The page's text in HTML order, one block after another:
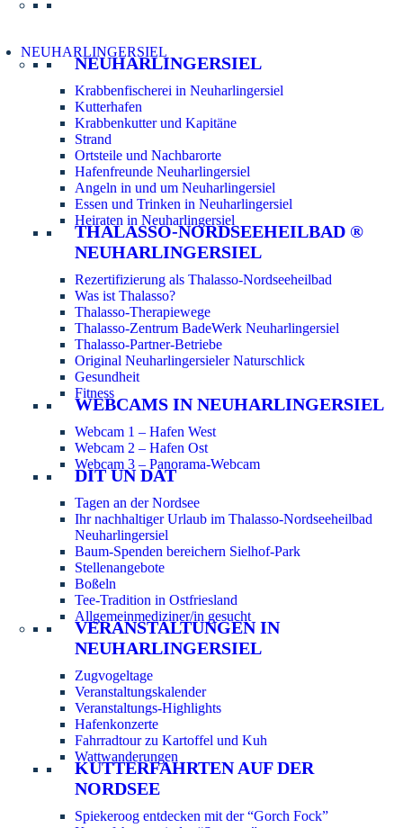
NEUHARLINGERSIEL
NEUHARLINGERSIEL
Krabbenfischerei in Neuharlingersiel
Kutterhafen
Krabbenkutter und Kapitäne
Strand
Ortsteile und Nachbarorte
Hafenfreunde Neuharlingersiel
Angeln in und um Neuharlingersiel
Essen und Trinken in Neuharlingersiel
Heiraten in Neuharlingersiel
THALASSO-NORDSEEHEILBAD ®
NEUHARLINGERSIEL
Rezertifizierung als Thalasso-Nordseeheilbad
Was ist Thalasso?
Thalasso-Therapiewege
Thalasso-Zentrum BadeWerk Neuharlingersiel
Thalasso-Partner-Betriebe
Original Neuharlingersieler Naturschlick
Gesundheit
Fitness
WEBCAMS IN NEUHARLINGERSIEL
Webcam 1 – Hafen West
Webcam 2 – Hafen Ost
Webcam 3 – Panorama-Webcam
DIT UN DAT
Tagen an der Nordsee
Ihr nachhaltiger Urlaub im Thalasso-Nordseeheilbad
Neuharlingersiel
Baum-Spenden bereichern Sielhof-Park
Stellenangebote
Boßeln
Tee-Tradition in Ostfriesland
Allgemeinmediziner/in gesucht
VERANSTALTUNGEN IN
NEUHARLINGERSIEL
Zugvogeltage
Veranstaltungskalender
Veranstaltungs-Highlights
Hafenkonzerte
Fahrradtour zu Kartoffel und Kuh
Wattwanderungen
KUTTERFAHRTEN AUF DER
NORDSEE
Spiekeroog entdecken mit der “Gorch Fock”